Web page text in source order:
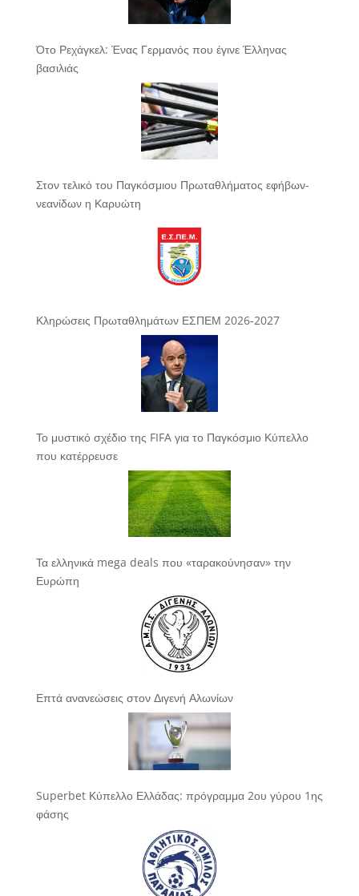
Ότο Ρεχάγκελ: Ένας Γερμανός που έγινε Έλληνας
βασιλιάς
Στον τελικό του Παγκόσμιου Πρωταθλήματος εφήβων-
νεανίδων η Καρυώτη
Κληρώσεις Πρωταθλημάτων ΕΣΠΕΜ 2026-2027
Το μυστικό σχέδιο της FIFA για το Παγκόσμιο Κύπελλο
που κατέρρευσε
Τα ελληνικά mega deals που «ταρακούνησαν» την
Ευρώπη
Επτά ανανεώσεις στον Διγενή Αλωνίων
Superbet Κύπελλο Ελλάδας: πρόγραμμα 2ου γύρου 1ης
φάσης